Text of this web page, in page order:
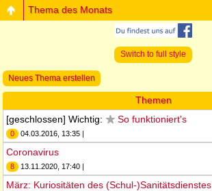
Thema des Monats
Switch to full style
Neues Thema erstellen
Themen
[geschlossen] Wichtig:
So funktioniert's
0 04.03.2016, 13:35 |
Coronavirus
8 13.11.2020, 17:40 |
März: Kuriositäten des (Schul-)Sanitätsdienstes